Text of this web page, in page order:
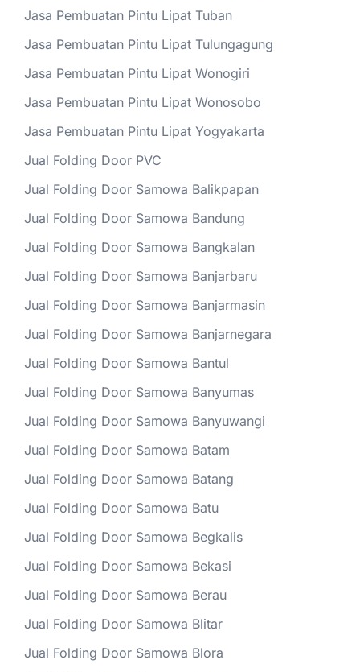
Jasa Pembuatan Pintu Lipat Tuban
Jasa Pembuatan Pintu Lipat Tulungagung
Jasa Pembuatan Pintu Lipat Wonogiri
Jasa Pembuatan Pintu Lipat Wonosobo
Jasa Pembuatan Pintu Lipat Yogyakarta
Jual Folding Door PVC
Jual Folding Door Samowa Balikpapan
Jual Folding Door Samowa Bandung
Jual Folding Door Samowa Bangkalan
Jual Folding Door Samowa Banjarbaru
Jual Folding Door Samowa Banjarmasin
Jual Folding Door Samowa Banjarnegara
Jual Folding Door Samowa Bantul
Jual Folding Door Samowa Banyumas
Jual Folding Door Samowa Banyuwangi
Jual Folding Door Samowa Batam
Jual Folding Door Samowa Batang
Jual Folding Door Samowa Batu
Jual Folding Door Samowa Begkalis
Jual Folding Door Samowa Bekasi
Jual Folding Door Samowa Berau
Jual Folding Door Samowa Blitar
Jual Folding Door Samowa Blora